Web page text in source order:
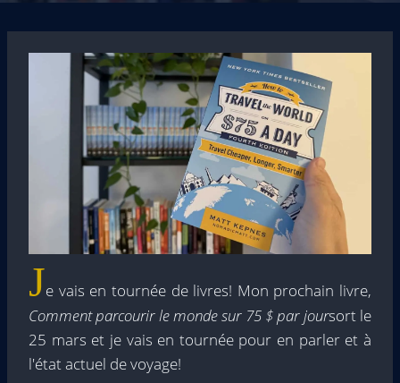
Je vais en tournée de livres! Mon prochain livre,
Comment parcourir le monde sur 75 $ par joursort le
25 mars et je vais en tournée pour en parler et à
l'état actuel de voyage!